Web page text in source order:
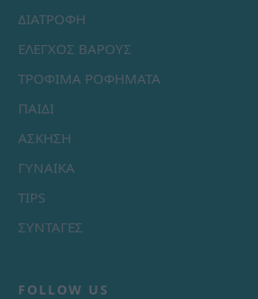
ΔΙΑΤΡΟΦΗ
ΕΛΕΓΧΟΣ ΒΑΡΟΥΣ
ΤΡΟΦΙΜΑ ΡΟΦΗΜΑΤΑ
ΠΑΙΔΙ
ΑΣΚΗΣΗ
ΓΥΝΑΙΚΑ
TIPS
ΣΥΝΤΑΓΕΣ
FOLLOW US